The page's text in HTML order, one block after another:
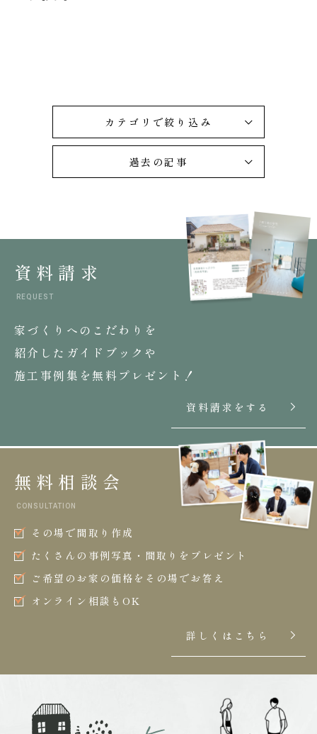
カテゴリで絞り込み
過去の記事
資料請求
REQUEST
家づくりへのこだわりを
紹介したガイドブックや
施工事例集を無料プレゼント！
資料請求をする
無料相談会
CONSULTATION
その場で間取り作成
たくさんの事例写真・間取りをプレゼント
ご希望のお家の価格をその場でお答え
オンライン相談もOK
詳しくはこちら